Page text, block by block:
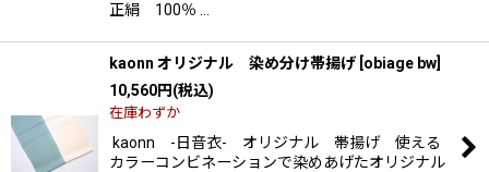
正絹 100％ …
kaonn オリジナル 染め分け帯揚げ obiage bw
10,560円(税込)
在庫わずか
kaonn -日音衣- オリジナル 帯揚げ 使える
カラーコンビネーションで染めあげたオリジナル